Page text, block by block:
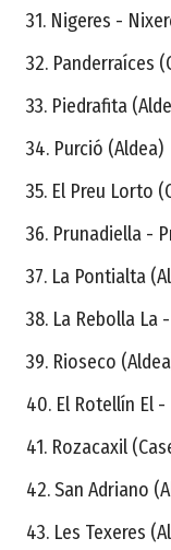
31. Nigeres -
32. Panderraíces
33. Piedrafita
34. Purció (Aldea)
35. El Preu Lorto
36. Prunadiella -
37. La Pontialta
38. La Rebolla La
39. Rioseco
40. El Rotellín El
41. Rozacaxil
42. San Adriano
43. Les Texeres